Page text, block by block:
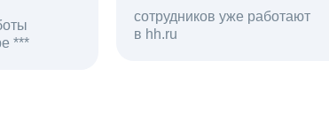
***
вакансии
сотрудников уже работают
в hh.ru